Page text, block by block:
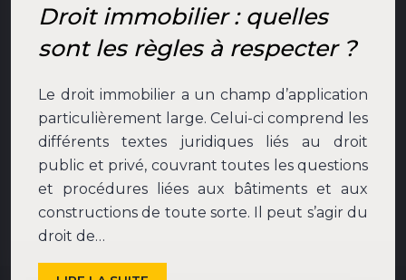
Droit immobilier : quelles
sont les règles à respecter ?
Le droit immobilier a un champ d’application
particulièrement large. Celui-ci comprend les
différents textes juridiques liés au droit
public et privé, couvrant toutes les questions
et procédures liées aux bâtiments et aux
constructions de toute sorte. Il peut s’agir du
droit de…